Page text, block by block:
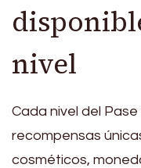
nivel
Cada nivel del
recompensas
cosméticos,